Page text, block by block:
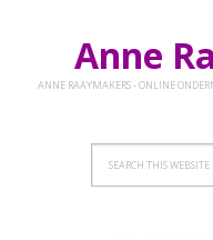
Anne
ANNE RAAYMAKERS - ONLINE